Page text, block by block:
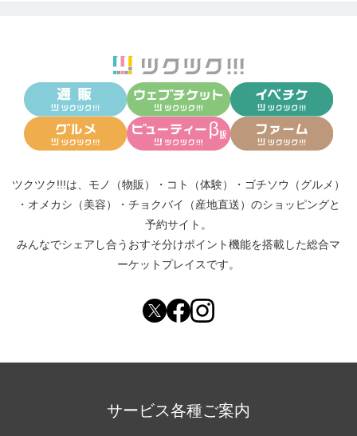
ツクツク!!!は、 モノ（物販） ・ コト（体験） ・ ゴチソウ（グルメ）
・ オメカシ（美容） ・ チョクバイ（産地直送） のショッピングと
予約サイト。
みんなでシェアし合う おすそ分けポイント機能を搭載した総合マ
ーケットプレイスです。
サービス各種ご案内